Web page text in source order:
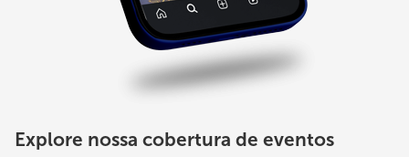
Explore nossa cobertura de eventos